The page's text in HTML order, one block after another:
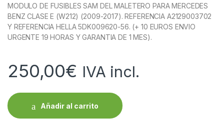
MODULO DE FUSIBLES SAM DEL MALETERO PARA MERCEDES
BENZ CLASE E (W212) (2009-2017). REFERENCIA A2129003702
Y REFERENCIA HELLA 5DK009620-56. (+ 10 EUROS ENVIO
URGENTE 19 HORAS Y GARANTIA DE 1 MES).
250,00€ IVA incl.
Añadir al carrito